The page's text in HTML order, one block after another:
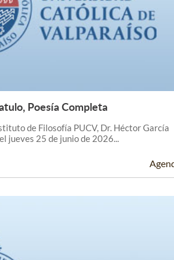
Leer Más +
Poesía Completa
de Filosofía PUCV, Dr. Héctor García
jueves 25 de junio de 2026...